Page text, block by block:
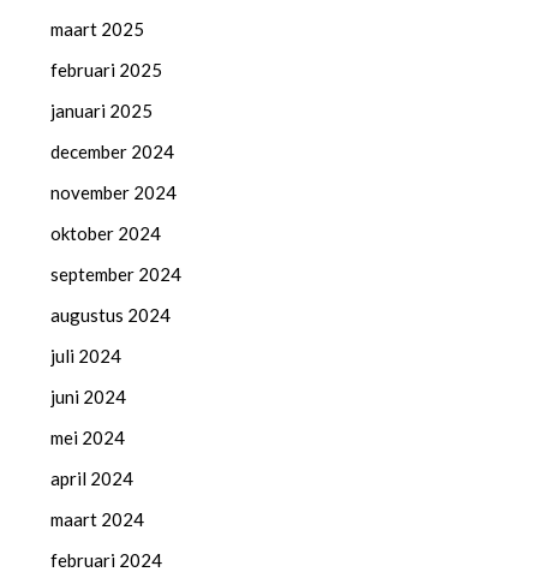
maart 2025
februari 2025
januari 2025
december 2024
november 2024
oktober 2024
september 2024
augustus 2024
juli 2024
juni 2024
mei 2024
april 2024
maart 2024
februari 2024